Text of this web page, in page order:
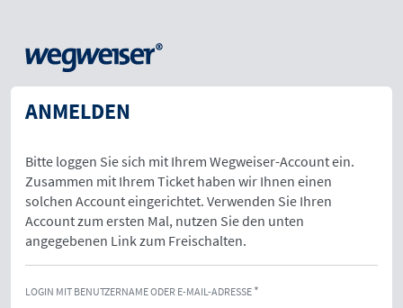
ANMELDEN
Bitte loggen Sie sich mit Ihrem Wegweiser-Account ein.
Zusammen mit Ihrem Ticket haben wir Ihnen einen
solchen Account eingerichtet. Verwenden Sie Ihren
Account zum ersten Mal, nutzen Sie den unten
angegebenen Link zum Freischalten.
LOGIN MIT BENUTZERNAME ODER E-MAIL-ADRESSE